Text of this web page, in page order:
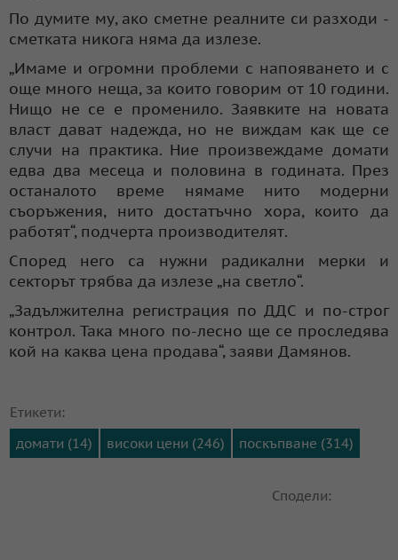
По думите му, ако сметне реалните си разходи -
сметката никога няма да излезе.
„Имаме и огромни проблеми с напояването и с
още много неща, за които говорим от 10 години.
Нищо не се е променило. Заявките на новата
власт дават надежда, но не виждам как ще се
случи на практика. Ние произвеждаме домати
едва два месеца и половина в годината. През
останалото време нямаме нито модерни
съоръжения, нито достатъчно хора, които да
работят“, подчерта производителят.
Според него са нужни радикални мерки и
секторът трябва да излезе „на светло“.
„Задължителна регистрация по ДДС и по-строг
контрол. Така много по-лесно ще се проследява
кой на каква цена продава“, заяви Дамянов.
Етикети:
домати (14)
високи цени (246) поскъпване (314)
Сподели: